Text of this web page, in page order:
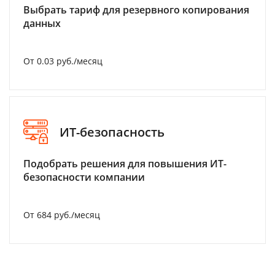
Выбрать тариф для резервного копирования
данных
От 0.03 руб./месяц
ИТ-безопасность
Подобрать решения для повышения ИТ-
безопасности компании
От 684 руб./месяц